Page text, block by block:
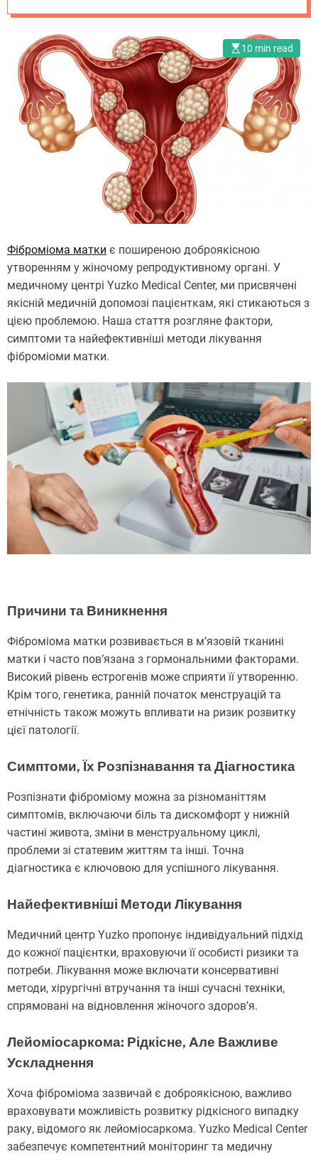
Medical Center
10 min read
Фіброміома матки є поширеною доброякісною
утворенням у жіночому репродуктивному органі. У
медичному центрі Yuzko Medical Center, ми присвячені
якісній медичній допомозі пацієнткам, які стикаються з
цією проблемою. Наша стаття розгляне фактори,
симптоми та найефективніші методи лікування
фіброміоми матки.
Причини та Виникнення
Фіброміома матки розвивається в м’язовій тканині
матки і часто пов’язана з гормональними факторами.
Високий рівень естрогенів може сприяти її утворенню.
Крім того, генетика, ранній початок менструацій та
етнічність також можуть впливати на ризик розвитку
цієї патології.
Симптоми, Їх Розпізнавання та Діагностика
Розпізнати фіброміому можна за різноманіттям
симптомів, включаючи біль та дискомфорт у нижній
частині живота, зміни в менструальному циклі,
проблеми зі статевим життям та інші. Точна
діагностика є ключовою для успішного лікування.
Найефективніші Методи Лікування
Медичний центр Yuzko пропонує індивідуальний підхід
до кожної пацієнтки, враховуючи її особисті ризики та
потреби. Лікування може включати консервативні
методи, хірургічні втручання та інші сучасні техніки,
спрямовані на відновлення жіночого здоров’я.
Лейоміосаркома: Рідкісне, Але Важливе
Ускладнення
Хоча фіброміома зазвичай є доброякісною, важливо
враховувати можливість розвитку рідкісного випадку
раку, відомого як лейоміосаркома. Yuzko Medical Center
забезпечує компетентний моніторинг та медичну